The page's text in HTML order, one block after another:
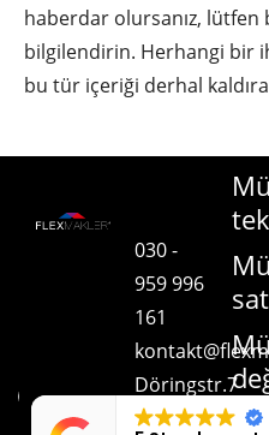
haberdar olursanız, lütfen
bilgilendirin. Herhangi bir
bu tür içeriği derhal
030 -
959 996
161
Döringstr.7
| 10245